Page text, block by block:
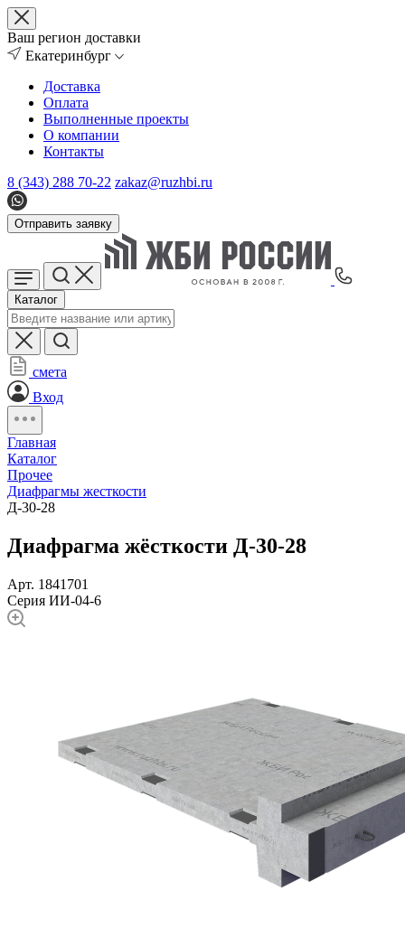
Ваш регион доставки
Екатеринбург
Доставка
Оплата
Выполненные проекты
О компании
Контакты
8 (343) 288 70-22 zakaz@ruzhbi.ru
Отправить заявку
Каталог
смета
Вход
Главная
Каталог
Прочее
Диафрагмы жесткости
Д-30-28
Диафрагма жёсткости Д-30-28
Арт. 1841701
Серия ИИ-04-6